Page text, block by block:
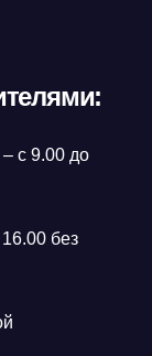
– с 9.00 до
без